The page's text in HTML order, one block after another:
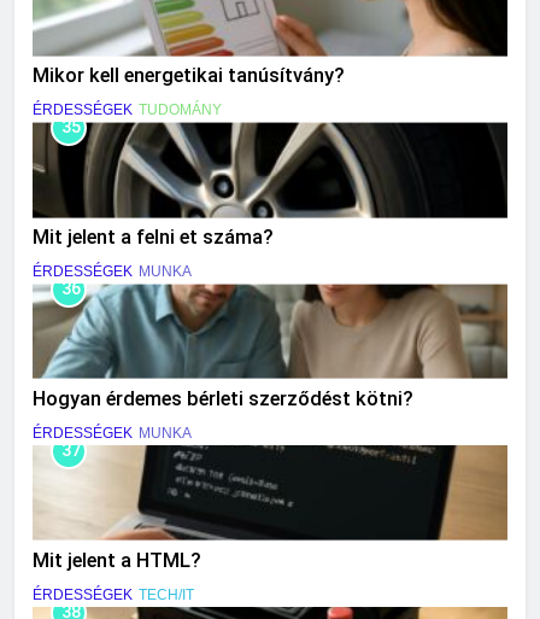
Mikor kell energetikai tanúsítvány?
ÉRDESSÉGEK TUDOMÁNY
35
Mit jelent a felni et száma?
ÉRDESSÉGEK MUNKA
36
Hogyan érdemes bérleti szerződést kötni?
ÉRDESSÉGEK MUNKA
37
Mit jelent a HTML?
ÉRDESSÉGEK TECH/IT
38